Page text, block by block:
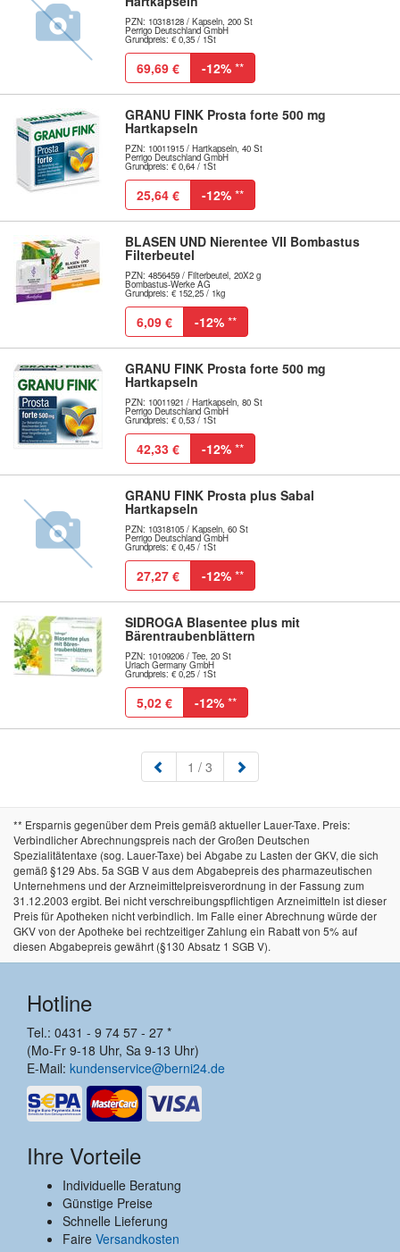
PZN: 10318128 / Kapseln, 200 St
Perrigo Deutschland GmbH
Grundpreis: € 0,35 / 1St
69,69 € -12% **
GRANU FINK Prosta forte 500 mg
Hartkapseln
PZN: 10011915 / Hartkapseln, 40 St
Perrigo Deutschland GmbH
Grundpreis: € 0,64 / 1St
25,64 € -12% **
BLASEN UND Nierentee VII Bombastus
Filterbeutel
PZN: 4856459 / Filterbeutel, 20X2 g
Bombastus-Werke AG
Grundpreis: € 152,25 / 1kg
6,09 € -12% **
GRANU FINK Prosta forte 500 mg
Hartkapseln
PZN: 10011921 / Hartkapseln, 80 St
Perrigo Deutschland GmbH
Grundpreis: € 0,53 / 1St
42,33 € -12% **
GRANU FINK Prosta plus Sabal
Hartkapseln
PZN: 10318105 / Kapseln, 60 St
Perrigo Deutschland GmbH
Grundpreis: € 0,45 / 1St
27,27 € -12% **
SIDROGA Blasentee plus mit
Bärentraubenblättern
PZN: 10109206 / Tee, 20 St
Uriach Germany GmbH
Grundpreis: € 0,25 / 1St
5,02 € -12% **
1 (aktuell)
/ 3
** Ersparnis gegenüber dem Preis gemäß aktueller Lauer-Taxe. Preis:
Verbindlicher Abrechnungspreis nach der Großen Deutschen
Spezialitätentaxe (sog. Lauer-Taxe) bei Abgabe zu Lasten der GKV, die sich
gemäß §129 Abs. 5a SGB V aus dem Abgabepreis des pharmazeutischen
Unternehmens und der Arzneimittelpreisverordnung in der Fassung zum
31.12.2003 ergibt. Bei nicht verschreibungspflichtigen Arzneimitteln ist dieser
Preis für Apotheken nicht verbindlich. Im Falle einer Abrechnung würde der
GKV von der Apotheke bei rechtzeitiger Zahlung ein Rabatt von 5% auf
diesen Abgabepreis gewährt (§130 Absatz 1 SGB V).
Hotline
Tel.: 0431 - 9 74 57 - 27 *
(Mo-Fr 9-18 Uhr, Sa 9-13 Uhr)
E-Mail: kundenservice@berni24.de
Ihre Vorteile
Individuelle Beratung
Günstige Preise
Schnelle Lieferung
Faire Versandkosten